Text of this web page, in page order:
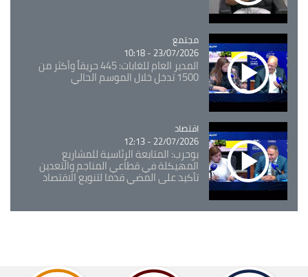
Catégorie
مجتمع
23/07/2026 - 10:18
المدير العام للغابات: 445 حريقاً وأكثر من
1500 تدخل خلال الموسم الحالي
Catégorie
اقتصاد
22/07/2026 - 12:13
بوحرب: المتابعة الرئاسية للمشاريع
المهيكلة في قطاعي المناجم والتعدين
تأكيد على المضي قدما لتنويع الاقتصاد